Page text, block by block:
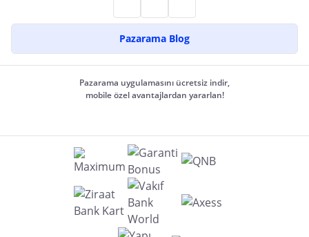
Pazarama Blog
Pazarama uygulamasını ücretsiz indir,
mobile özel avantajlardan yararlan!